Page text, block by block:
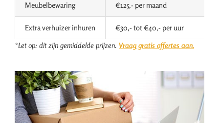
Meubelbewaring €125,- per maand
Extra verhuizer inhuren
€30,- tot €40,- per uur
*Let op: dit zijn gemiddelde prijzen. Vraag gratis offertes aan.